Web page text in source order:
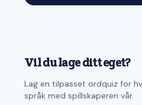
Vil du lage ditt eget?
Lag en tilpasset ordquiz for
språk med spillskaperen vår.